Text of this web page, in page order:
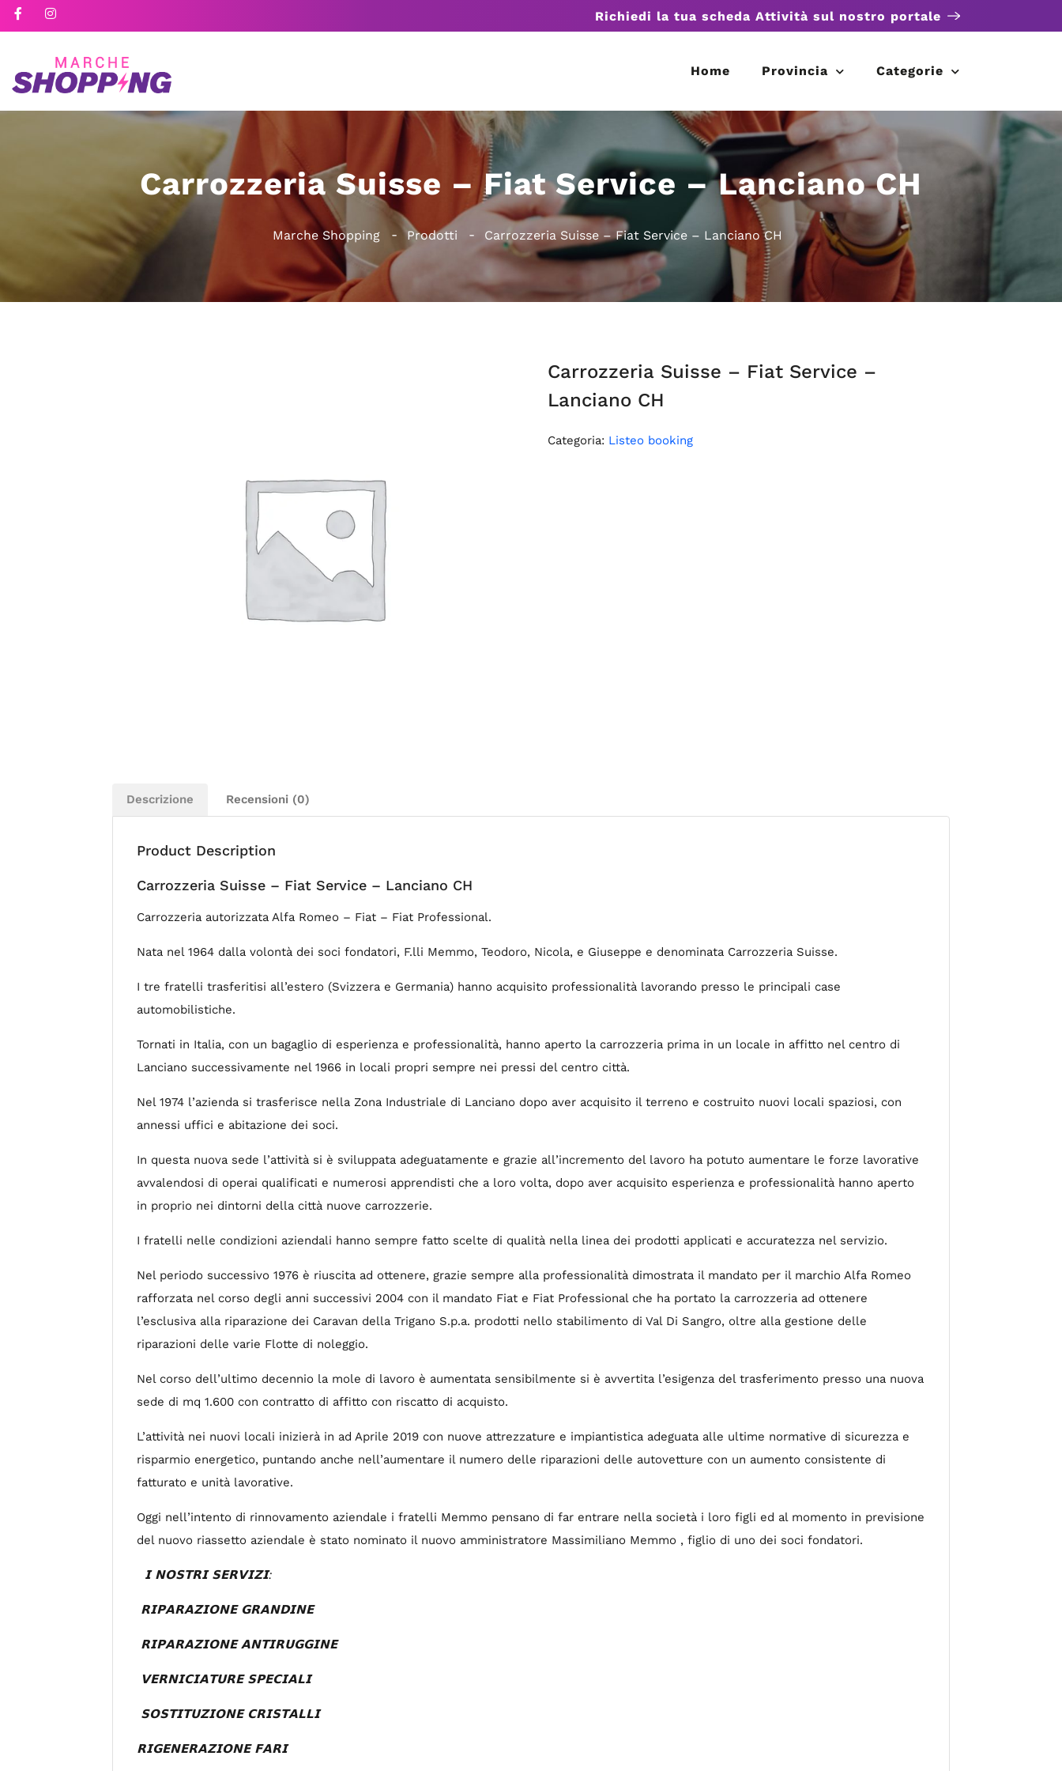
Richiedi la tua scheda Attività sul nostro portale
Home Provincia Categorie
Carrozzeria Suisse – Fiat Service – Lanciano CH
Marche Shopping Prodotti Carrozzeria Suisse – Fiat Service – Lanciano CH
Carrozzeria Suisse – Fiat Service –
Lanciano CH
Categoria: Listeo booking
Descrizione Recensioni (0)
Product Description
Carrozzeria Suisse – Fiat Service – Lanciano CH
Carrozzeria autorizzata Alfa Romeo – Fiat – Fiat Professional.
Nata nel 1964 dalla volontà dei soci fondatori, F.lli Memmo, Teodoro, Nicola, e Giuseppe e denominata Carrozzeria Suisse.
I tre fratelli trasferitisi all’estero (Svizzera e Germania) hanno acquisito professionalità lavorando presso le principali case
automobilistiche.
Tornati in Italia, con un bagaglio di esperienza e professionalità, hanno aperto la carrozzeria prima in un locale in affitto nel centro di
Lanciano successivamente nel 1966 in locali propri sempre nei pressi del centro città.
Nel 1974 l’azienda si trasferisce nella Zona Industriale di Lanciano dopo aver acquisito il terreno e costruito nuovi locali spaziosi, con
annessi uffici e abitazione dei soci.
In questa nuova sede l’attività si è sviluppata adeguatamente e grazie all’incremento del lavoro ha potuto aumentare le forze lavorative
avvalendosi di operai qualificati e numerosi apprendisti che a loro volta, dopo aver acquisito esperienza e professionalità hanno aperto
in proprio nei dintorni della città nuove carrozzerie.
I fratelli nelle condizioni aziendali hanno sempre fatto scelte di qualità nella linea dei prodotti applicati e accuratezza nel servizio.
Nel periodo successivo 1976 è riuscita ad ottenere, grazie sempre alla professionalità dimostrata il mandato per il marchio Alfa Romeo
rafforzata nel corso degli anni successivi 2004 con il mandato Fiat e Fiat Professional che ha portato la carrozzeria ad ottenere
l’esclusiva alla riparazione dei Caravan della Trigano S.p.a. prodotti nello stabilimento di Val Di Sangro, oltre alla gestione delle
riparazioni delle varie Flotte di noleggio.
Nel corso dell’ultimo decennio la mole di lavoro è aumentata sensibilmente si è avvertita l’esigenza del trasferimento presso una nuova
sede di mq 1.600 con contratto di affitto con riscatto di acquisto.
L’attività nei nuovi locali inizierà in ad Aprile 2019 con nuove attrezzature e impiantistica adeguata alle ultime normative di sicurezza e
risparmio energetico, puntando anche nell’aumentare il numero delle riparazioni delle autovetture con un aumento consistente di
fatturato e unità lavorative.
Oggi nell’intento di rinnovamento aziendale i fratelli Memmo pensano di far entrare nella società i loro figli ed al momento in previsione
del nuovo riassetto aziendale è stato nominato il nuovo amministratore Massimiliano Memmo , figlio di uno dei soci fondatori.
𝗜 𝗡𝗢𝗦𝗧𝗥𝗜 𝗦𝗘𝗥𝗩𝗜𝗭𝗜:
𝗥𝗜𝗣𝗔𝗥𝗔𝗭𝗜𝗢𝗡𝗘 𝗚𝗥𝗔𝗡𝗗𝗜𝗡𝗘
𝗥𝗜𝗣𝗔𝗥𝗔𝗭𝗜𝗢𝗡𝗘 𝗔𝗡𝗧𝗜𝗥𝗨𝗚𝗚𝗜𝗡𝗘
𝗩𝗘𝗥𝗡𝗜𝗖𝗜𝗔𝗧𝗨𝗥𝗘 𝗦𝗣𝗘𝗖𝗜𝗔𝗟𝗜
𝗦𝗢𝗦𝗧𝗜𝗧𝗨𝗭𝗜𝗢𝗡𝗘 𝗖𝗥𝗜𝗦𝗧𝗔𝗟𝗟𝗜
𝗥𝗜𝗚𝗘𝗡𝗘𝗥𝗔𝗭𝗜𝗢𝗡𝗘 𝗙𝗔𝗥𝗜